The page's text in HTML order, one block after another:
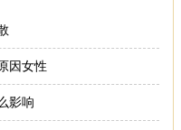
因女性
影响